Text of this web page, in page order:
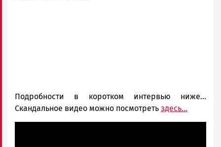
Подробности в коротком интервью ниже...
Скандальное видео можно посмотреть здесь...